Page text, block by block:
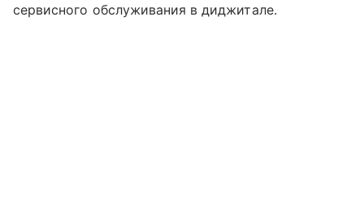
сервисного обслуживания в диджитале.